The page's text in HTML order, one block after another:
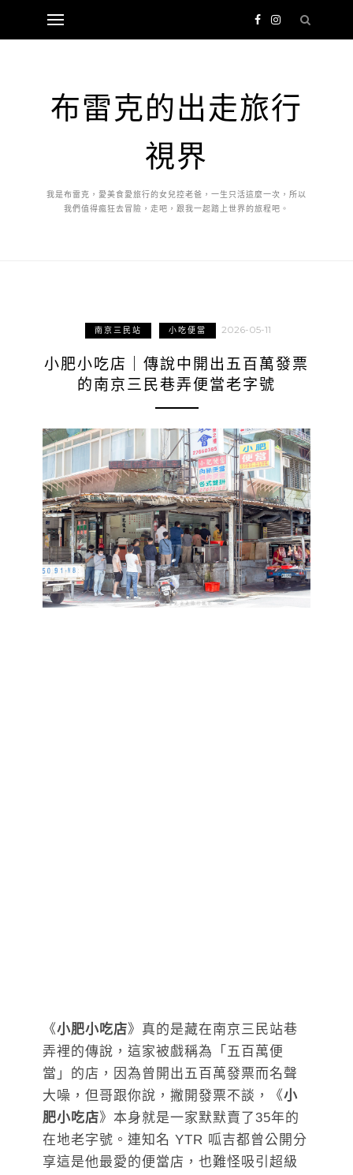
布雷克的出走旅行
視界
我是布雷克，愛美食愛旅行的女兒控老爸，一生只活這麼一次，所以
我們值得瘋狂去冒險，走吧，跟我一起踏上世界的旅程吧。
南京三民站 小吃便當 2026-05-11
小肥小吃店｜傳說中開出五百萬發票
的南京三民巷弄便當老字號
《小肥小吃店》真的是藏在南京三民站巷
弄裡的傳說，這家被戲稱為「五百萬便
當」的店，因為曾開出五百萬發票而名聲
大噪，但哥跟你說，撇開發票不談，《小
肥小吃店》本身就是一家默默賣了35年的
在地老字號。連知名 YTR 呱吉都曾公開分
享這是他最愛的便當店，也難怪吸引超級